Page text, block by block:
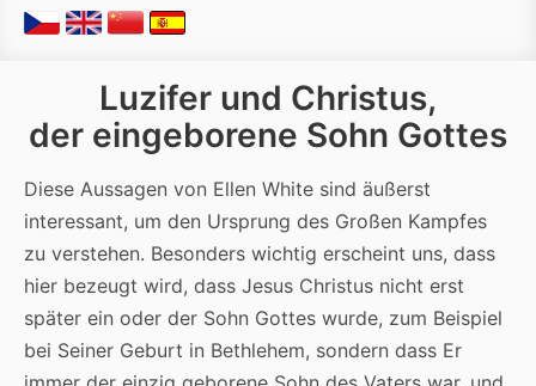
Luzifer und Christus,
der eingeborene Sohn Gottes
Diese Aussagen von Ellen White sind äußerst
interessant, um den Ursprung des Großen Kampfes
zu verstehen. Besonders wichtig erscheint uns, dass
hier bezeugt wird, dass Jesus Christus nicht erst
später ein oder der Sohn Gottes wurde, zum Beispiel
bei Seiner Geburt in Bethlehem, sondern dass Er